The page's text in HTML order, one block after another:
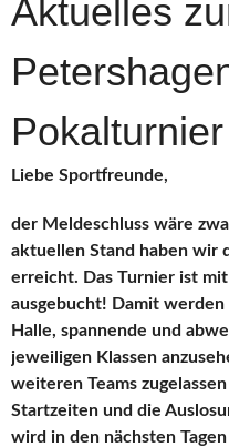
Aktuelles
Liebe Sportfreunde,
der Meldeschluss wäre
aktuellen Stand haben wir
erreicht. Das Turnier ist
ausgebucht! Damit
Halle, spannende und
jeweiligen Klassen
weiteren Teams
Startzeiten und die
wird in den nächsten